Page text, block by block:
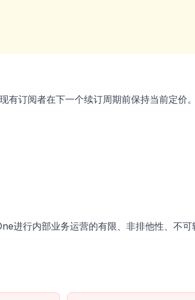
有订阅者在下一个续订周期前保持当前定价
进行内部业务运营的有限、非排他性、不可